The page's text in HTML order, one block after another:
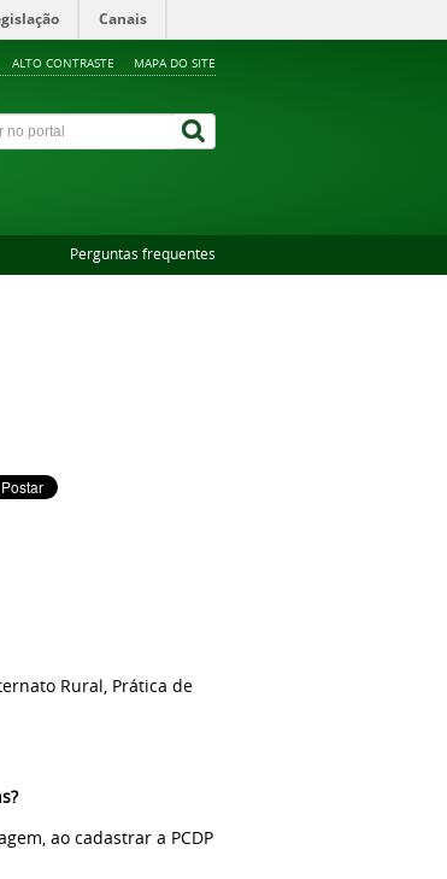
Canais
ALTO CONTRASTE MAPA DO SITE
Perguntas frequentes
Rural, Prática de
ao cadastrar a PCDP